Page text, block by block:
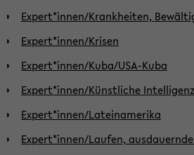
Expert*innen/Krankheiten,
Expert*innen/Krisen
Expert*innen/Kuba/USA-Kuba
Expert*innen/Künstliche Intelligenz
Expert*innen/Lateinamerika
Expert*innen/Laufen,